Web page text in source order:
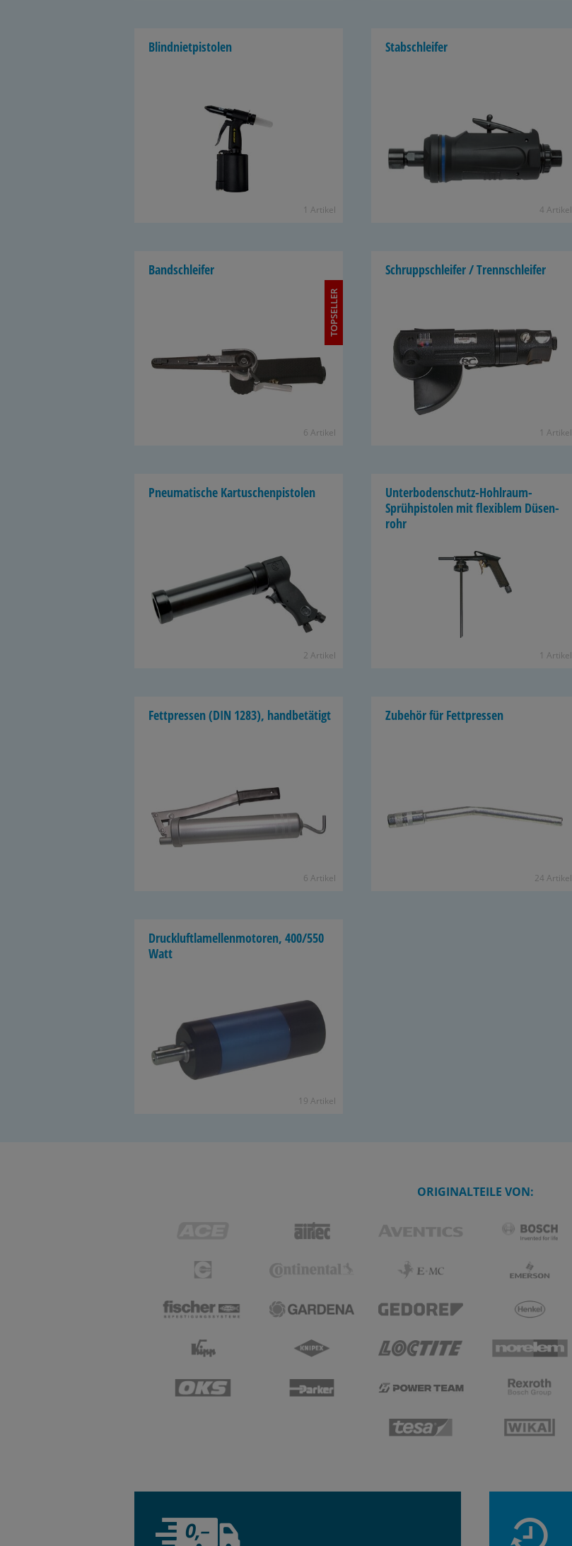
Blind­niet­pis­to­len
1 Ar­ti­kel
Stab­schlei­fer
4 Ar­ti­kel
Band­schlei­fer
6 Ar­ti­kel
TOPSELLER
Schrupp­schlei­fer / Trenn­schlei­fer
1 Ar­ti­kel
Pneu­ma­ti­sche Kar­tu­schen­pis­to­len
2 Ar­ti­kel
Unterbodenschutz-​Hohlraum-
Sprühpistolen mit fle­xi­blem Dü­sen­
rohr
1 Ar­ti­kel
Fett­pres­sen (DIN 1283), hand­be­tä­tigt
6 Ar­ti­kel
Zu­be­hör für Fett­pres­sen
24 Ar­ti­kel
Druck­luft­la­mel­len­mo­to­ren, 400/550
Watt
19 Ar­ti­kel
ORIGINALTEILE VON: